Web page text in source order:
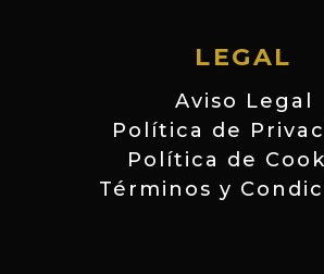
LEGAL
Aviso Legal
Política de
Política de
Términos y